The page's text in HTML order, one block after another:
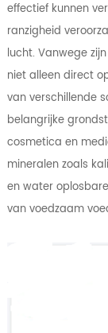
effectief kunnen
ranzigheid
lucht. Vanwege
niet alleen direct
van verschillende
belangrijke
cosmetica en
mineralen zoals
en water
van voedzaam